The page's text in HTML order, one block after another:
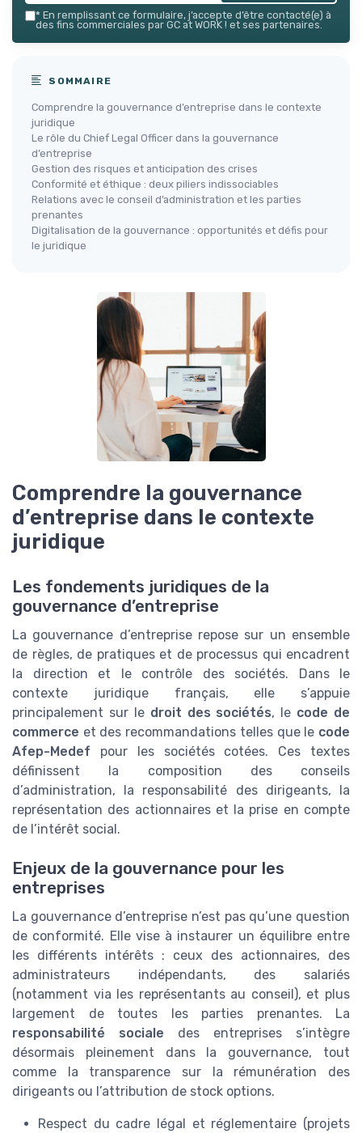
* En remplissant ce formulaire, j’accepte d’être contacté(e) à
des fins commerciales par GC at WORK ! et ses partenaires.
SOMMAIRE
Comprendre la gouvernance d’entreprise dans le contexte
juridique
Le rôle du Chief Legal Officer dans la gouvernance
d’entreprise
Gestion des risques et anticipation des crises
Conformité et éthique : deux piliers indissociables
Relations avec le conseil d’administration et les parties
prenantes
Digitalisation de la gouvernance : opportunités et défis pour
le juridique
Comprendre la gouvernance
d’entreprise dans le contexte
juridique
Les fondements juridiques de la
gouvernance d’entreprise
La gouvernance d’entreprise repose sur un ensemble
de règles, de pratiques et de processus qui encadrent
la direction et le contrôle des sociétés. Dans le
contexte juridique français, elle s’appuie
principalement sur le droit des sociétés, le code de
commerce et des recommandations telles que le code
Afep-Medef pour les sociétés cotées. Ces textes
définissent la composition des conseils
d’administration, la responsabilité des dirigeants, la
représentation des actionnaires et la prise en compte
de l’intérêt social.
Enjeux de la gouvernance pour les
entreprises
La gouvernance d’entreprise n’est pas qu’une question
de conformité. Elle vise à instaurer un équilibre entre
les différents intérêts : ceux des actionnaires, des
administrateurs indépendants, des salariés
(notamment via les représentants au conseil), et plus
largement de toutes les parties prenantes. La
responsabilité sociale des entreprises s’intègre
désormais pleinement dans la gouvernance, tout
comme la transparence sur la rémunération des
dirigeants ou l’attribution de stock options.
Respect du cadre légal et réglementaire (projets